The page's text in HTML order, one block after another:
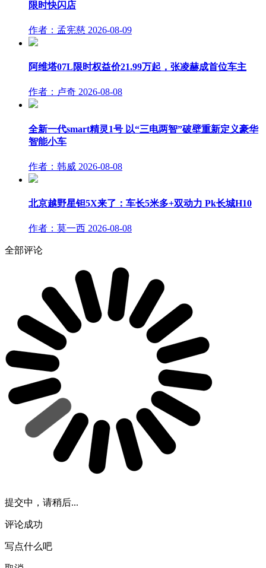
限时快闪店
作者：孟宪慈 2026-08-09
阿维塔07L限时权益价21.99万起，张凌赫成首位车主
作者：卢奇 2026-08-08
全新一代smart精灵1号 以“三电两智”破壁重新定义豪华
智能小车
作者：韩威 2026-08-08
北京越野星钽5X来了：车长5米多+双动力 Pk长城H10
作者：莫一西 2026-08-08
全部评论
提交中，请稍后...
评论成功
写点什么吧